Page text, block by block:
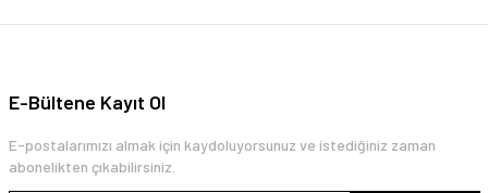
E-Bültene Kayıt Ol
E-postalarımızı almak için kaydoluyorsunuz ve istediğiniz zaman
abonelikten çıkabilirsiniz.